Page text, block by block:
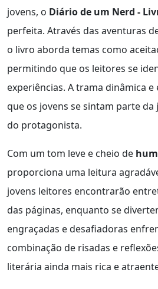
jovens, o Diário de um Nerd -
perfeita. Através das aventuras
o livro aborda temas como
permitindo que os leitores se
experiências. A trama dinâmica
que os jovens se sintam parte
do protagonista.
Com um tom leve e cheio de
proporciona uma leitura
jovens leitores encontrarão
das páginas, enquanto se
engraçadas e desafiadoras
combinação de risadas e
literária ainda mais rica e